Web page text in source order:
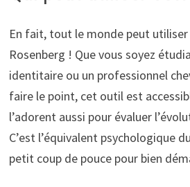
En fait, tout le monde peut utiliser
Rosenberg ! Que vous soyez
identitaire ou un professionnel
faire le point, cet outil est
l’adorent aussi pour évaluer
C’est l’équivalent psychologique du
petit coup de pouce pour bien